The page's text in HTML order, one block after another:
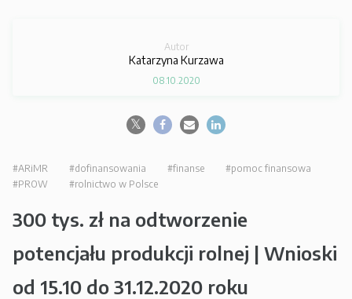
Autor
Katarzyna Kurzawa
08.10.2020
#ARiMR #dofinansowania #finanse
#pomoc finansowa
#PROW
#rolnictwo w Polsce
300 tys. zł na odtworzenie
potencjału produkcji rolnej | Wnioski
od 15.10 do 31.12.2020 roku